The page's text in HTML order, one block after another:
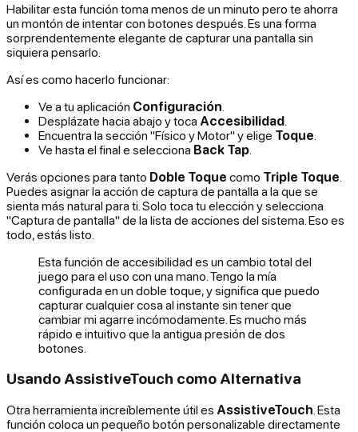
Habilitar esta función toma menos de un minuto pero te ahorra
un montón de intentar con botones después. Es una forma
sorprendentemente elegante de capturar una pantalla sin
siquiera pensarlo.
Así es como hacerlo funcionar:
Ve a tu aplicación Configuración
Desplázate hacia abajo y toca Accesibilidad
Encuentra la sección "Físico y Motor" y elige Toque
Ve hasta el final e selecciona Back Tap
Verás opciones para tanto Doble Toque como Triple Toque
Puedes asignar la acción de captura de pantalla a la que se
sienta más natural para ti. Solo toca tu elección y selecciona
"Captura de pantalla" de la lista de acciones del sistema. Eso es
todo, estás listo.
Esta función de accesibilidad es un cambio total del
juego para el uso con una mano. Tengo la mía
configurada en un doble toque, y significa que puedo
capturar cualquier cosa al instante sin tener que
cambiar mi agarre incómodamente. Es mucho más
rápido e intuitivo que la antigua presión de dos
botones.
Usando AssistiveTouch como Alternativa
Otra herramienta increíblemente útil es AssistiveTouch . Esta
función coloca un pequeño botón personalizable directamente